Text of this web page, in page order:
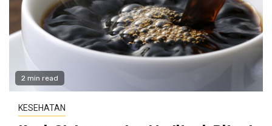
2 min read
KESEHATAN